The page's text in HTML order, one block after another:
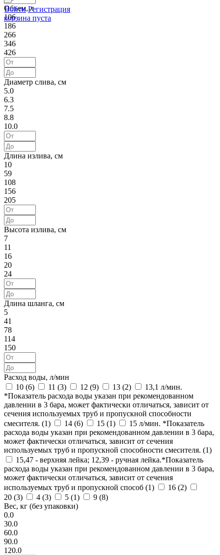
Войти Регистрация
корзина пуста
Объем, л
106
186
266
346
426
Диаметр слива, см
5.0
6.3
7.5
8.8
10.0
Длина излива, см
10
59
108
156
205
Высота излива, см
7
11
16
20
24
Длина шланга, см
5
41
78
114
150
Расход воды, л/мин
10 (6) 11 (3) 12 (9) 13 (2)
13,1 л/мин.
*Показатель расхода воды указан при рекомендованном
давлении в 3 бара, может фактически отличаться, зависит от
сечения используемых труб и пропускной способности
смесителя. (1) 14 (6) 15 (1)
15 л/мин. *Показатель
расхода воды указан при рекомендованном давлении в 3 бара,
может фактически отличаться, зависит от сечения
используемых труб и пропускной способности смесителя. (1)
15,47 - верхняя лейка; 12,39 - ручная лейка.*Показатель
расхода воды указан при рекомендованном давлении в 3 бара,
может фактически отличаться, зависит от сечения
используемых труб и пропускной способ (1) 16 (2)
20 (3) 4 (3) 5 (1) 9 (8)
Вес, кг (без упаковки)
0.0
30.0
60.0
90.0
120.0